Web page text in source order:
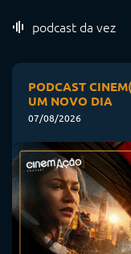
podcast da vez
PODCAST
UM NOVO DIA
07/08/2026